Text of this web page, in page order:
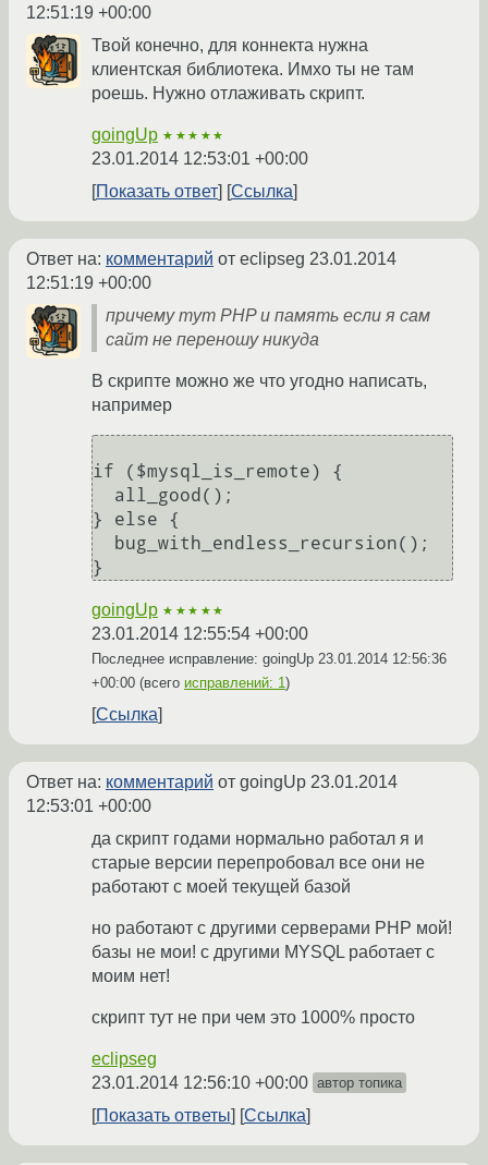
12:51:19 +00:00
Твой конечно, для коннекта нужна
клиентская библиотека. Имхо ты не там
роешь. Нужно отлаживать скрипт.
goingUp ★★★★★
23.01.2014 12:53:01 +00:00
Показать ответ
Ссылка
Ответ на: комментарий от eclipseg 23.01.2014
12:51:19 +00:00
причему тут PHP и память если я сам
сайт не переношу никуда
В скрипте можно же что угодно написать,
например
if ($mysql_is_remote) {
} else {
}
goingUp ★★★★★
23.01.2014 12:55:54 +00:00
Последнее исправление: goingUp 23.01.2014 12:56:36
+00:00 (всего исправлений: 1)
Ссылка
Ответ на: комментарий от goingUp 23.01.2014
12:53:01 +00:00
да скрипт годами нормально работал я и
старые версии перепробовал все они не
работают с моей текущей базой
но работают с другими серверами PHP мой!
базы не мои! с другими MYSQL работает с
моим нет!
скрипт тут не при чем это 1000% просто
eclipseg
23.01.2014 12:56:10 +00:00 автор топика
Показать ответы Ссылка